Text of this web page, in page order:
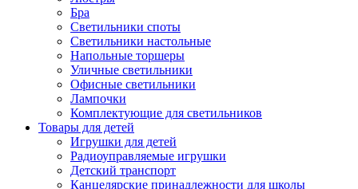
Бра
Светильники споты
Светильники настольные
Напольные торшеры
Уличные светильники
Офисные светильники
Лампочки
Комплектующие для светильников
Товары для детей
Игрушки для детей
Радиоуправляемые игрушки
Детский транспорт
Канцелярские принадлежности для школы